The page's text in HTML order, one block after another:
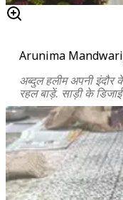
Arunima
अब्दुल हलीम अपनी इंदौर
रहल बाड़ें. साड़ी के